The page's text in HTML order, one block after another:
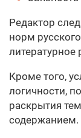
Редактор
норм
литературное
Кроме того,
логичности,
раскрытия
содержанием.